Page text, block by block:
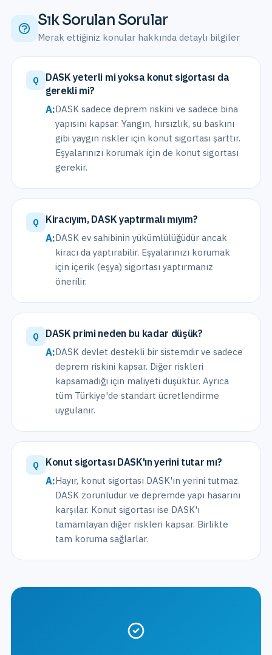
Sık Sorulan Sorular
Merak ettiğiniz konular hakkında detaylı bilgiler
Q
DASK yeterli mi yoksa konut sigortası da
gerekli mi?
A:DASK sadece deprem riskini ve sadece bina
yapısını kapsar. Yangın, hırsızlık, su baskını
gibi yaygın riskler için konut sigortası şarttır.
Eşyalarınızı korumak için de konut sigortası
gerekir.
Q
Kiracıyım, DASK yaptırmalı mıyım?
A:DASK ev sahibinin yükümlülüğüdür ancak
kiracı da yaptırabilir. Eşyalarınızı korumak
için içerik (eşya) sigortası yaptırmanız
önerilir.
Q
DASK primi neden bu kadar düşük?
A:DASK devlet destekli bir sistemdir ve sadece
deprem riskini kapsar. Diğer riskleri
kapsamadığı için maliyeti düşüktür. Ayrıca
tüm Türkiye'de standart ücretlendirme
uygulanır.
Q
Konut sigortası DASK'ın yerini tutar mı?
A:Hayır, konut sigortası DASK'ın yerini tutmaz.
DASK zorunludur ve depremde yapı hasarını
karşılar. Konut sigortası ise DASK'ı
tamamlayan diğer riskleri kapsar. Birlikte
tam koruma sağlarlar.